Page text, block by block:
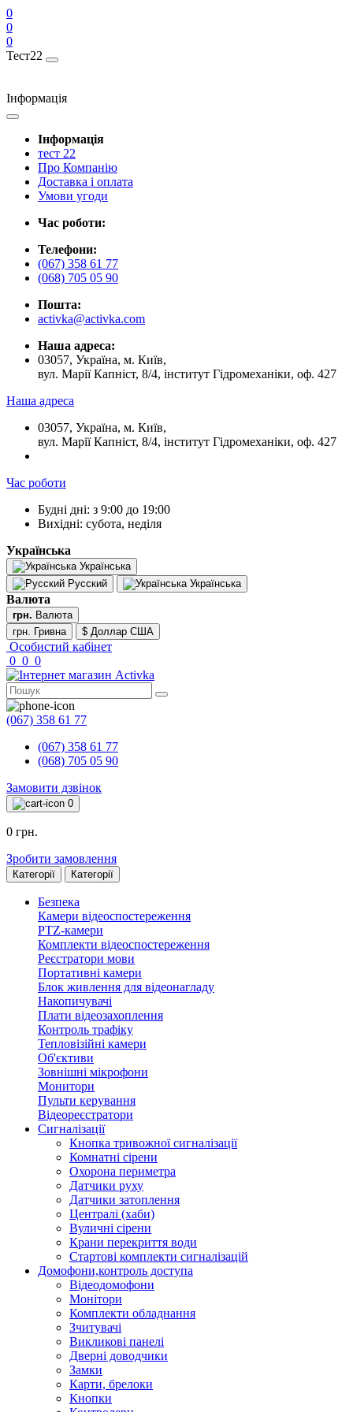
0
0
0
Тест22
Інформація
Інформація
тест 22
Про Компанію
Доставка і оплата
Умови угоди
Час роботи:
Телефони:
(067) 358 61 77
(068) 705 05 90
Пошта:
activka@activka.com
Наша адреса:
03057, Україна, м. Київ,
вул. Марії Капніст, 8/4, інститут Гідромеханіки, оф. 427
Наша адреса
03057, Україна, м. Київ,
вул. Марії Капніст, 8/4, інститут Гідромеханіки, оф. 427
Час роботи
Будні дні: з 9:00 до 19:00
Вихідні: субота, неділя
Українська
Українська
Русский
Українська
Валюта
грн. Валюта
грн. Гривна
$ Доллар США
Особистий кабінет
0 0 0
(067) 358 61 77
(067) 358 61 77
(068) 705 05 90
Замовити дзвінок
0
0 грн.
Зробити замовлення
Категорії Категорії
Безпека
Камери відеоспостереження
PTZ-камери
Комплекти відеоспостереження
Реєстратори мови
Портативні камери
Блок живлення для відеонагладу
Накопичувачі
Плати відеозахоплення
Контроль трафіку
Тепловізійні камери
Об'єктиви
Зовнішні мікрофони
Монитори
Пульти керування
Відеореєстратори
Сигналізації
Кнопка тривожної сигналізації
Комнатні сірени
Охорона периметра
Датчики руху
Датчики затоплення
Централі (хаби)
Вуличні сірени
Крани перекриття води
Стартові комплекти сигналізацій
Домофони,контроль доступа
Відеодомофони
Монітори
Комплекти обладнання
Зчитувачі
Викликові панелі
Дверні доводчики
Замки
Карти, брелоки
Кнопки